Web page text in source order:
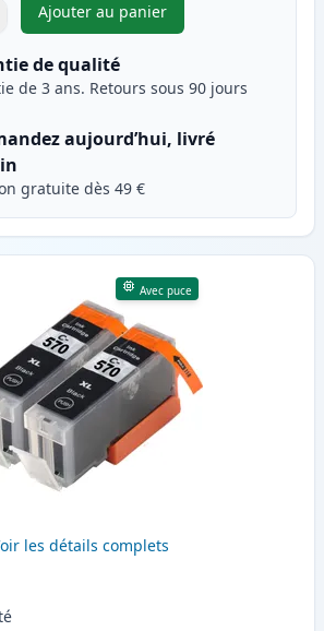
pour ajuster
Ajouter au panier
,Pack de 5 Canon PGI-570XL
de qualité
de 3 ans. Retours sous 90 jours
aujourd’hui, livré
gratuite dès 49 €
Avec puce
les détails complets